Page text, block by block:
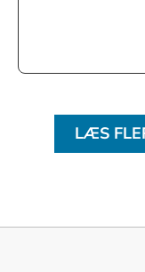
LÆS